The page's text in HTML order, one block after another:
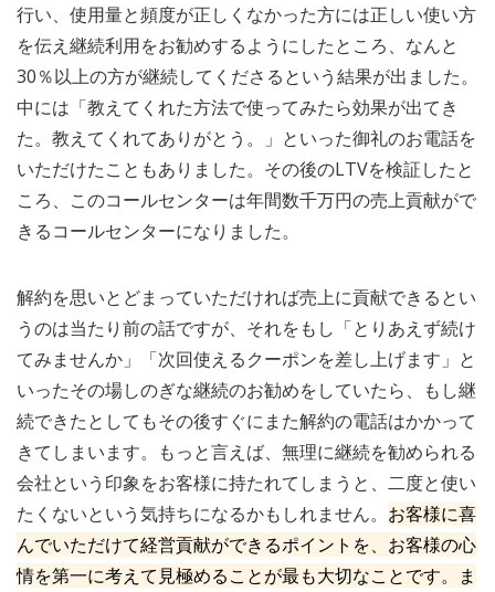
行い、使用量と頻度が正しくなかった方には正しい使い方
を伝え継続利用をお勧めするようにしたところ、なんと
30％以上の方が継続してくださるという結果が出ました。
中には「教えてくれた方法で使ってみたら効果が出てき
た。教えてくれてありがとう。」といった御礼のお電話を
いただけたこともありました。その後のLTVを検証したと
ころ、このコールセンターは年間数千万円の売上貢献がで
きるコールセンターになりました。
解約を思いとどまっていただければ売上に貢献できるとい
うのは当たり前の話ですが、それをもし「とりあえず続け
てみませんか」「次回使えるクーポンを差し上げます」と
いったその場しのぎな継続のお勧めをしていたら、もし継
続できたとしてもその後すぐにまた解約の電話はかかって
きてしまいます。もっと言えば、無理に継続を勧められる
会社という印象をお客様に持たれてしまうと、二度と使い
たくないという気持ちになるかもしれません。 お客様に喜
んでいただけて経営貢献ができるポイントを、お客様の心
情を第一に考えて見極めることが最も大切なことです。ま